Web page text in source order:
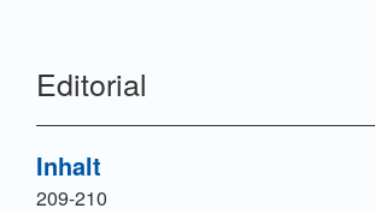
Editorial
Inhalt
209-210